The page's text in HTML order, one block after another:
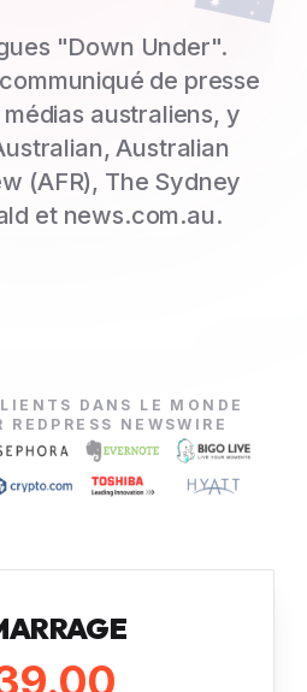
"Down Under".
de presse
australiens, y
Australian
(AFR), The Sydney
et news.com.au.
DANS LE MONDE
REDPRESS NEWSWIRE